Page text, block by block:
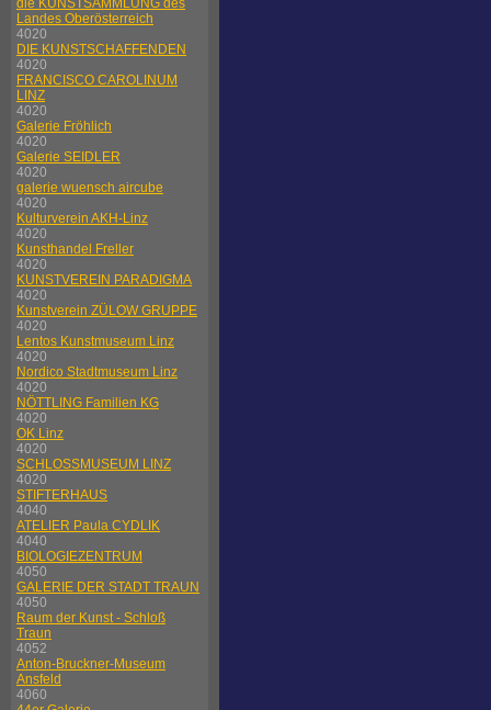
die KUNSTSAMMLUNG des
Landes Oberösterreich
4020
DIE KUNSTSCHAFFENDEN
4020
FRANCISCO CAROLINUM
LINZ
4020
Galerie Fröhlich
4020
Galerie SEIDLER
4020
galerie wuensch aircube
4020
Kulturverein AKH-Linz
4020
Kunsthandel Freller
4020
KUNSTVEREIN PARADIGMA
4020
Kunstverein ZÜLOW GRUPPE
4020
Lentos Kunstmuseum Linz
4020
Nordico Stadtmuseum Linz
4020
NÖTTLING Familien KG
4020
OK Linz
4020
SCHLOSSMUSEUM LINZ
4020
STIFTERHAUS
4040
ATELIER Paula CYDLIK
4040
BIOLOGIEZENTRUM
4050
GALERIE DER STADT TRAUN
4050
Raum der Kunst - Schloß
Traun
4052
Anton-Bruckner-Museum
Ansfeld
4060